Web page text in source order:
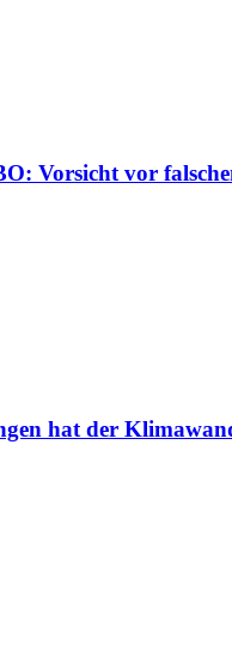
Vorsicht vor
hat der